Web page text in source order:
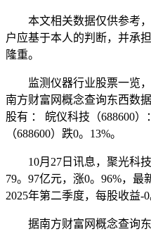
本文相关数据仅供参考，
户应基于本人的判断，并承
隆重。
监测仪器行业股票一览，
南方财富网概念查询东西数
股有 ： 皖仪科技（688600
（688600）跌0。13%。
10月27日讯息，聚光科技
79。97亿元，涨0。96%，最
2025年第二季度，每股收益-0
据南方财富网概念查询东